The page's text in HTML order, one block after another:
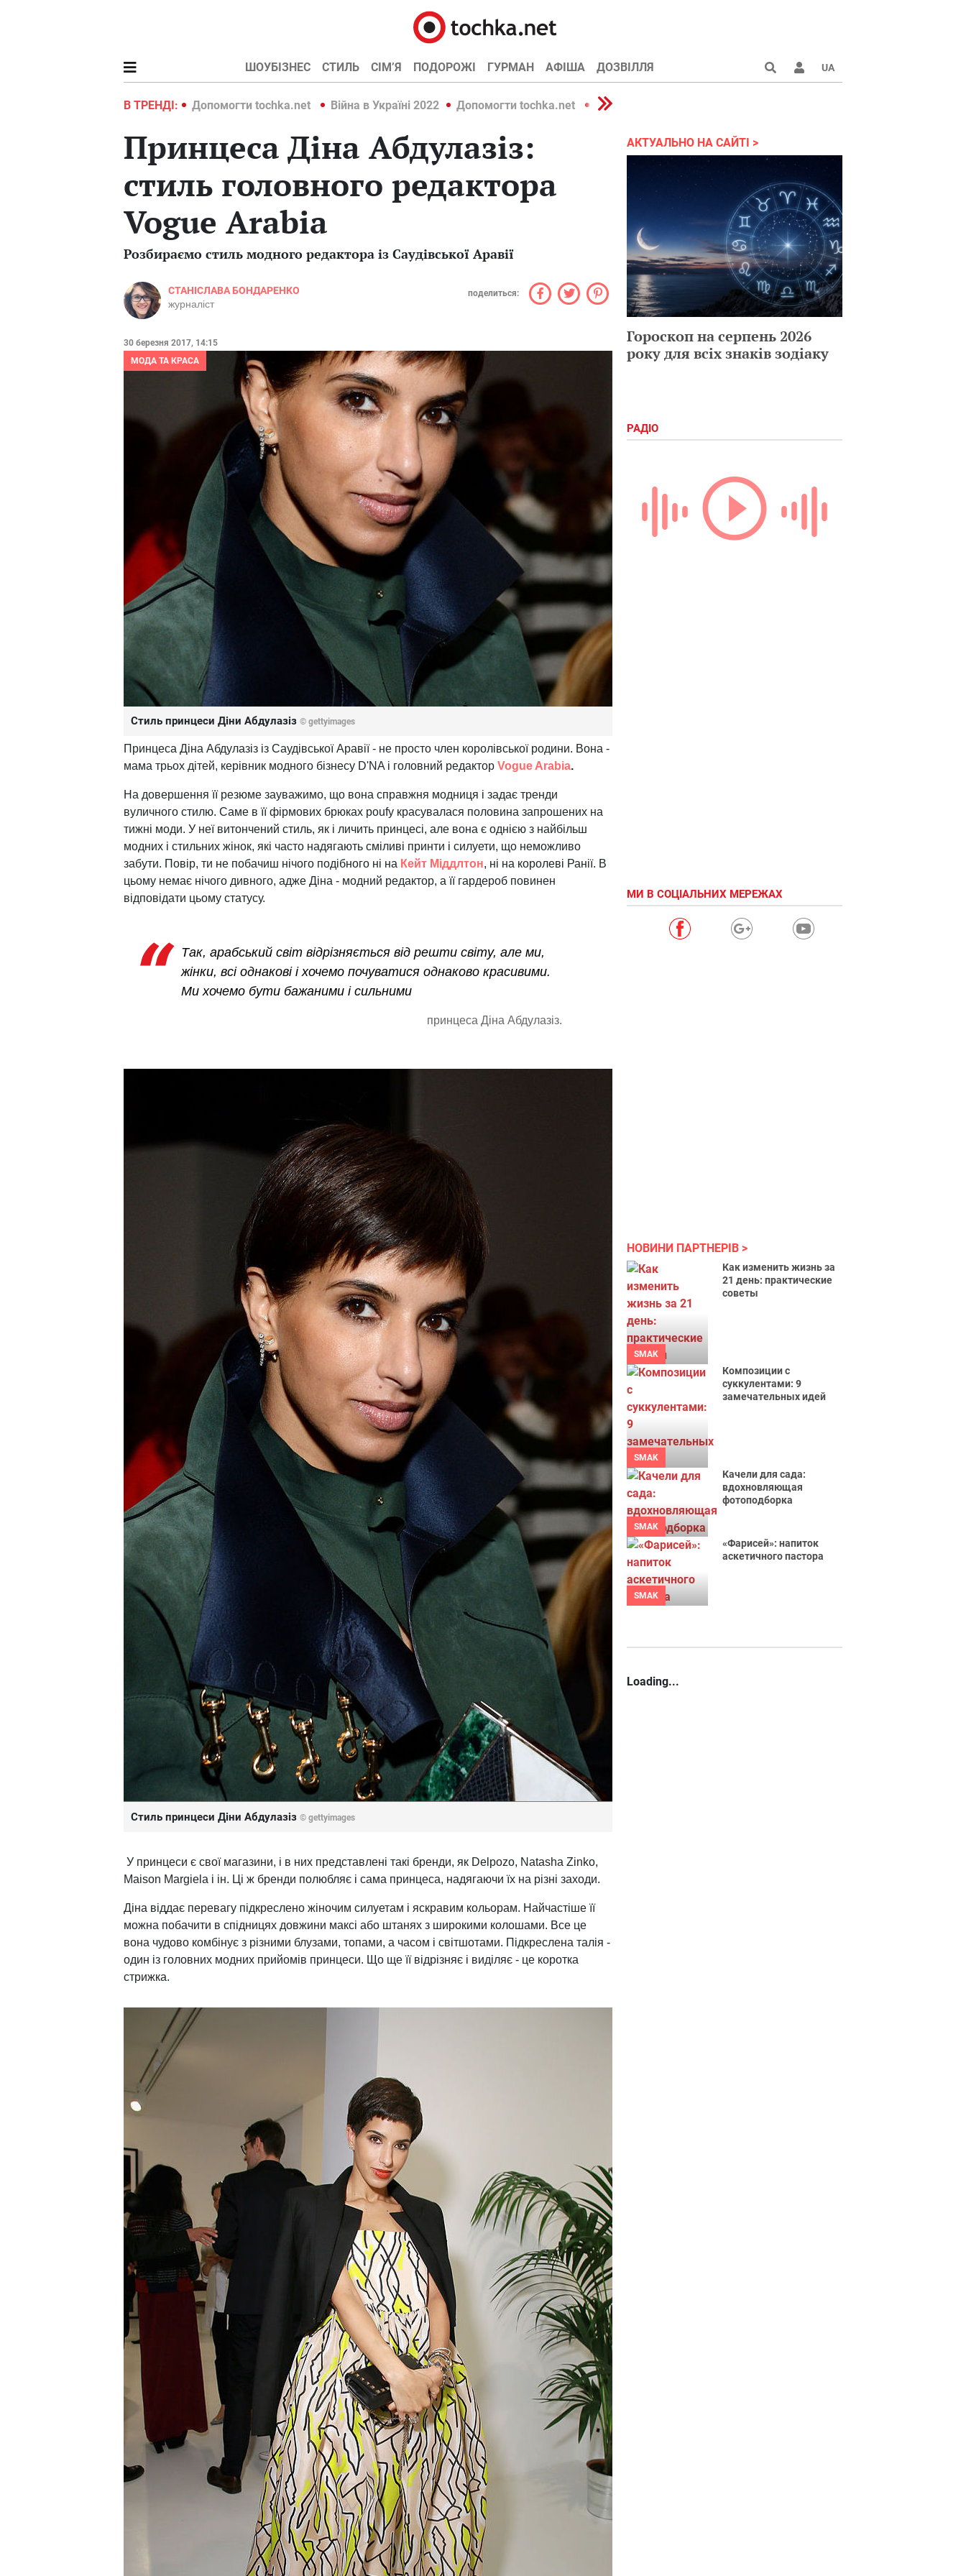
ШОУБІЗНЕС СТИЛЬ СІМ’Я ПОДОРОЖІ ГУРМАН АФІША ДОЗВІЛЛЯ UA
В ТРЕНДІ:
Війна в Україні 2022 Допомогти tochka.net Війна в Україні 2022 Допомогти tochka.net Війна в Україні 2022
Принцеса Діна Абдулазіз:
стиль головного редактора
Vogue Arabia
Розбираємо стиль модного редактора із Саудівської Аравії
СТАНІСЛАВА БОНДАРЕНКО
журналіст
поделиться:
30 березня 2017, 14:15
МОДА ТА КРАСА
Стиль принцеси Діни Абдулазіз © gettyimages
Принцеса Діна Абдулазіз із Саудівської Аравії - не просто член королівської родини. Вона -
мама трьох дітей, керівник модного бізнесу D'NA і головний редактор Vogue Arabia.
На довершення її резюме зауважимо, що вона справжня модниця і задає тренди
вуличного стилю. Саме в її фірмових брюках poufy красувалася половина запрошених на
тижні моди. У неї витончений стиль, як і личить принцесі, але вона є однією з найбільш
модних і стильних жінок, які часто надягають сміливі принти і силуети, що неможливо
забути. Повір, ти не побачиш нічого подібного ні на Кейт Міддлтон, ні на королеві Ранії. В
цьому немає нічого дивного, адже Діна - модний редактор, а її гардероб повинен
відповідати цьому статусу.
Так, арабський світ відрізняється від решти світу, але ми,
жінки, всі однакові і хочемо почуватися однаково красивими.
Ми хочемо бути бажаними і сильними
принцеса Діна Абдулазіз.
Стиль принцеси Діни Абдулазіз © gettyimages
У принцеси є свої магазини, і в них представлені такі бренди, як Delpozo, Natasha Zinko,
Maison Margiela і ін. Ці ж бренди полюбляє і сама принцеса, надягаючи їх на різні заходи.
Діна віддає перевагу підкреслено жіночим силуетам і яскравим кольорам. Найчастіше її
можна побачити в спідницях довжини максі або штанях з широкими колошами. Все це
вона чудово комбінує з різними блузами, топами, а часом і світшотами. Підкреслена талія -
​​один із головних модних прийомів принцеси. Що ще її відрізняє і виділяє - це коротка
стрижка.
АКТУАЛЬНО НА САЙТІ
Гороскоп на серпень 2026
року для всіх знаків зодіаку
РАДІО
МИ В СОЦІАЛЬНИХ МЕРЕЖАХ
НОВИНИ ПАРТНЕРІВ
SMAK
Как изменить жизнь за
21 день: практические
советы
SMAK
Композиции с
суккулентами: 9
замечательных идей
SMAK
Качели для сада:
вдохновляющая
фотоподборка
SMAK
«Фарисей»: напиток
аскетичного пастора
Loading...